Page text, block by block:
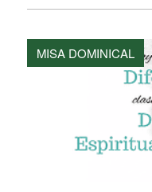
MISA DOMINICAL